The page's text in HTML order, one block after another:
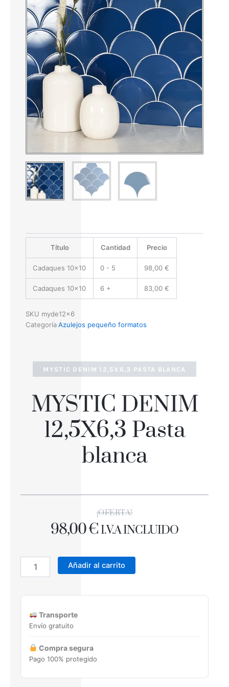
Título Cantidad Precio
Cadaques 10x10 0 - 5 98,00€
Cadaques 10x10 6 + 83,00€
SKU myde12x6
CategoríaAzulejos pequeño formatos
MYSTIC DENIM 12,5X6,3 PASTA BLANCA
MYSTIC DENIM
12,5X6,3 Pasta
blanca
¡OFERTA!
98,00€ I.V.A INCLUIDO
MYSTIC
DENIM
12,5X6,3
blanca
Añadir al carrito
Transporte
Envío gratuito
Compra segura
Pago 100% protegido